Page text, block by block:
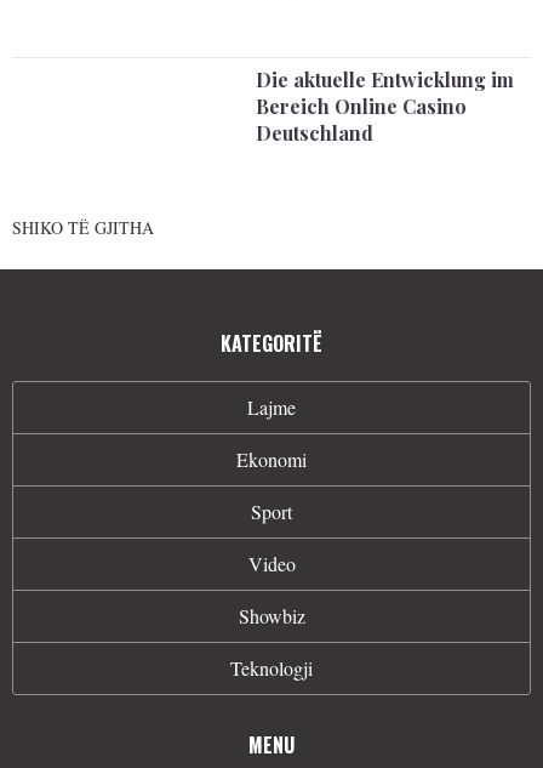
Die aktuelle Entwicklung im
Bereich Online Casino
Deutschland
SHIKO TË GJITHA
KATEGORITË
Lajme
Ekonomi
Sport
Video
Showbiz
Teknologji
MENU